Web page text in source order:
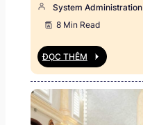
System Administration
8 Min Read
ĐỌC THÊM